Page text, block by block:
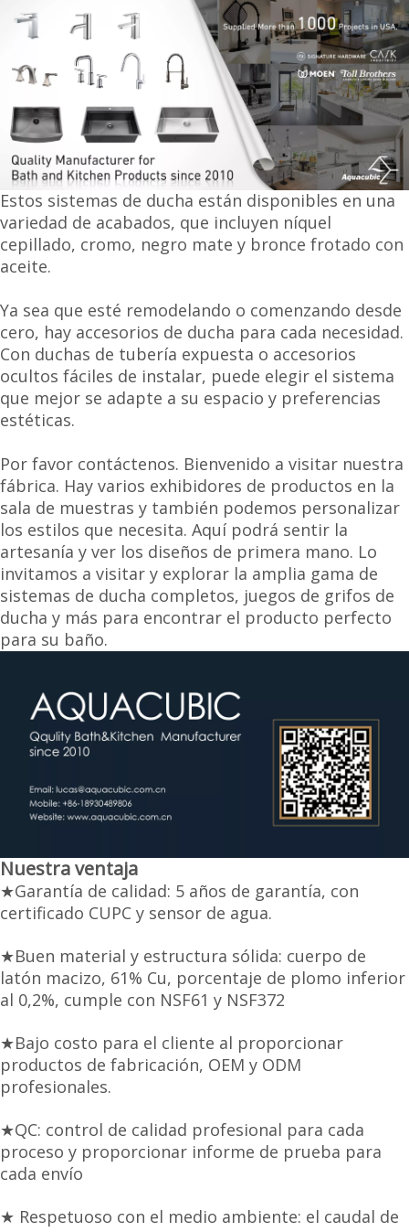
Estos sistemas de ducha están disponibles en una
variedad de acabados, que incluyen níquel
cepillado, cromo, negro mate y bronce frotado con
aceite.
Ya sea que esté remodelando o comenzando desde
cero, hay accesorios de ducha para cada necesidad.
Con duchas de tubería expuesta o accesorios
ocultos fáciles de instalar, puede elegir el sistema
que mejor se adapte a su espacio y preferencias
estéticas.
Por favor contáctenos. Bienvenido a visitar nuestra
fábrica. Hay varios exhibidores de productos en la
sala de muestras y también podemos personalizar
los estilos que necesita. Aquí podrá sentir la
artesanía y ver los diseños de primera mano. Lo
invitamos a visitar y explorar la amplia gama de
sistemas de ducha completos, juegos de grifos de
ducha y más para encontrar el producto perfecto
para su baño.
Nuestra ventaja
★Garantía de calidad: 5 años de garantía, con
certificado CUPC y sensor de agua.
★Buen material y estructura sólida: cuerpo de
latón macizo, 61% Cu, porcentaje de plomo inferior
al 0,2%, cumple con NSF61 y NSF372
★Bajo costo para el cliente al proporcionar
productos de fabricación, OEM y ODM
profesionales.
★QC: control de calidad profesional para cada
proceso y proporcionar informe de prueba para
cada envío
★ Respetuoso con el medio ambiente: el caudal de